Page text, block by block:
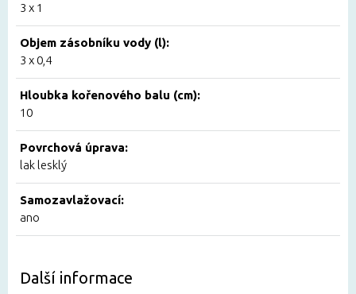
3 x 1
Objem zásobníku vody (l):
3 x 0,4
Hloubka kořenového balu (cm):
10
Povrchová úprava:
lak lesklý
Samozavlažovací:
ano
Další informace